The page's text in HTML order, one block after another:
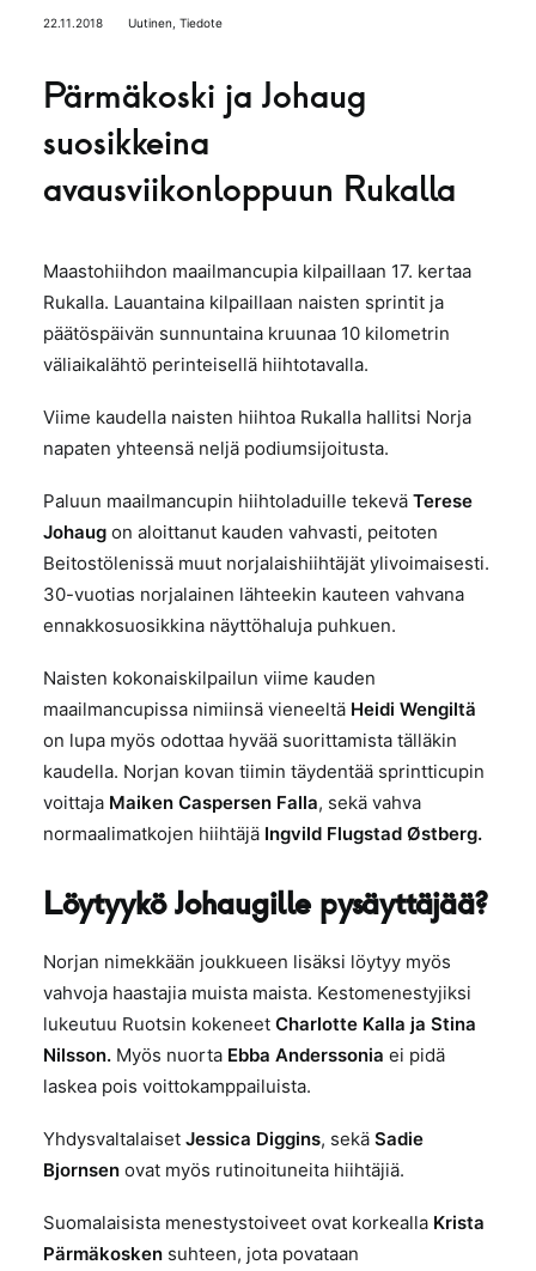
22.11.2018 Uutinen Tiedote
Pärmäkoski ja Johaug
suosikkeina
avausviikonloppuun Rukalla
Maastohiihdon maailmancupia kilpaillaan 17. kertaa
Rukalla. Lauantaina kilpaillaan naisten sprintit ja
päätöspäivän sunnuntaina kruunaa 10 kilometrin
väliaikalähtö perinteisellä hiihtotavalla.
Viime kaudella naisten hiihtoa Rukalla hallitsi Norja
napaten yhteensä neljä podiumsijoitusta.
Paluun maailmancupin hiihtoladuille tekevä Terese
Johaug on aloittanut kauden vahvasti, peitoten
Beitostölenissä muut norjalaishiihtäjät ylivoimaisesti.
30-vuotias norjalainen lähteekin kauteen vahvana
ennakkosuosikkina näyttöhaluja puhkuen.
Naisten kokonaiskilpailun viime kauden
maailmancupissa nimiinsä vieneeltä Heidi Wengiltä
on lupa myös odottaa hyvää suorittamista tälläkin
kaudella. Norjan kovan tiimin täydentää sprintticupin
voittaja Maiken Caspersen Falla, sekä vahva
normaalimatkojen hiihtäjä Ingvild Flugstad Østberg.
Löytyykö Johaugille pysäyttäjää?
Norjan nimekkään joukkueen lisäksi löytyy myös
vahvoja haastajia muista maista. Kestomenestyjiksi
lukeutuu Ruotsin kokeneet Charlotte Kalla ja Stina
Nilsson. Myös nuorta Ebba Anderssonia ei pidä
laskea pois voittokamppailuista.
Yhdysvaltalaiset Jessica Diggins, sekä Sadie
Bjornsen ovat myös rutinoituneita hiihtäjiä.
Suomalaisista menestystoiveet ovat korkealla Krista
Pärmäkosken suhteen, jota povataan